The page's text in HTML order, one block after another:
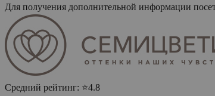
Для получения дополнительной информации
Средний рейтинг: ⭐4.8